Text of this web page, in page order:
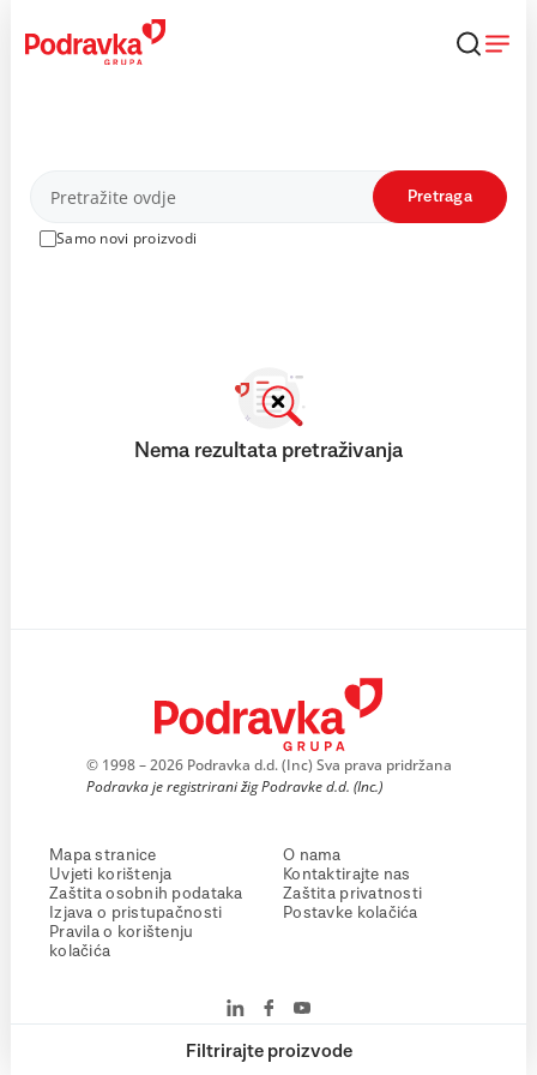
content
Proizvodi
Samo novi proizvodi
Pretraga
Filtrirajte proizvode
Nema rezultata pretraživanja
© 1998 – 2026 Podravka d.d. (Inc) Sva prava pridržana
Podravka je registrirani žig Podravke d.d. (Inc.)
Mapa stranice
Uvjeti korištenja
Zaštita osobnih podataka
Izjava o pristupačnosti
Pravila o korištenju
kolačića
O nama
Kontaktirajte nas
Zaštita privatnosti
Postavke kolačića